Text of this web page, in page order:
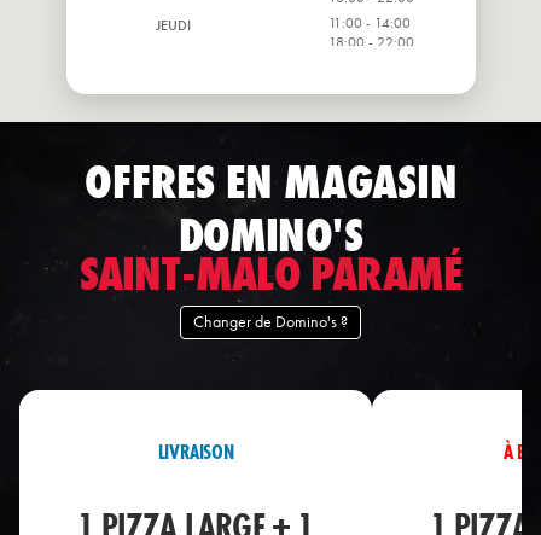
JEUDI
11:00 - 14:00
18:00 - 22:00
OFFRES EN MAGASIN
DOMINO'S
SAINT-MALO PARAMÉ
Changer de Domino's ?
LIVRAISON À